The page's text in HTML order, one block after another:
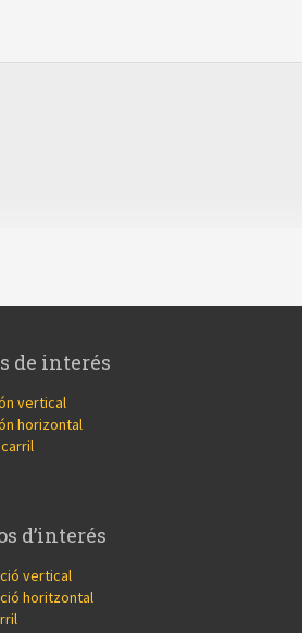
de interés
vertical
horizontal
d’interés
vertical
horitzontal